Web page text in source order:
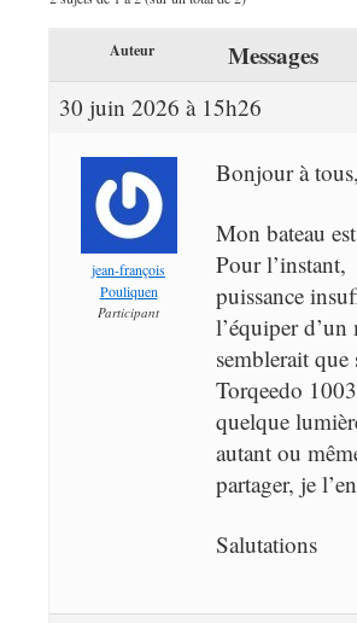
Auteur Messages
30 juin 2026 à 15h26
jean-françois
Pouliquen
Participant
Bonjour à tous,
Mon bateau
Pour l’instant,
puissance
l’équiper
semblerait
Torqeedo
quelque
autant ou
partager, je
Salutations